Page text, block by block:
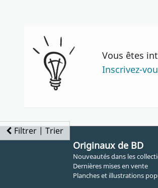
Filtrer | Trier
Vous êtes
Inscrivez-
Originaux de BD
Nouveautés dans les
Dernières mises en vente
Planches et illustrations